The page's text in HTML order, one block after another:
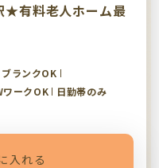
★有料老人ホーム最
ブランクOK
ワークOK 日勤帯のみ
入れる